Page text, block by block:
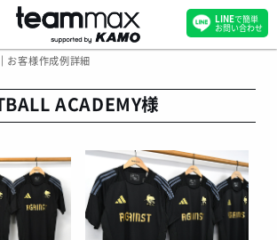
お客様作成例詳細
ACADEMY様
LINEで簡単
お問い合わせ